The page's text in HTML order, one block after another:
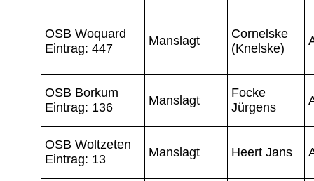
OSB Woquard
Eintrag: 447
Manslagt
Cornelske
(Knelske)
OSB Borkum
Eintrag: 136
Manslagt
Focke
Jürgens
OSB Woltzeten
Eintrag: 13
Manslagt Heert Jans